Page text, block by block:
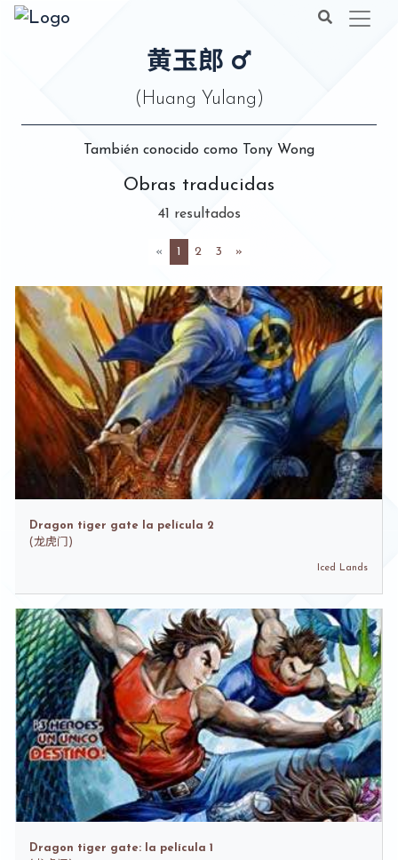
黄玉郎
(Huang Yulang)
También conocido como Tony Wong
Obras traducidas
41 resultados
« 1 (actual)
2 3 »
Dragon tiger gate la película 2
(龙虎门)
Iced Lands
Dragon tiger gate: la película 1